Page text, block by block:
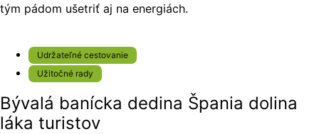
tým pádom ušetriť aj na energiách.
Udržateľné cestovanie
Užitočné rady
Bývalá banícka dedina Špania dolina
láka turistov